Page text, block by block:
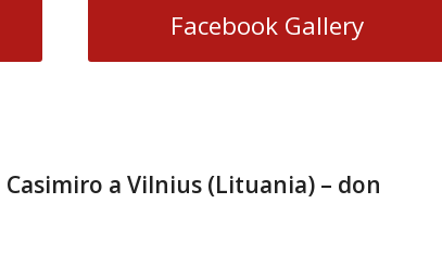
Facebook Gallery
Casimiro a Vilnius (Lituania) – don